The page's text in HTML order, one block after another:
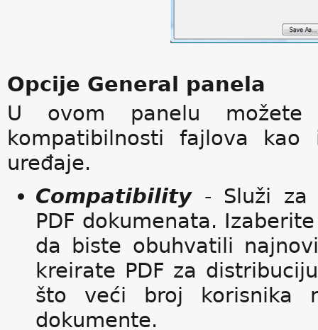
Opcije General panela
U ovom panelu možete
kompatibilnosti fajlova
uređaje.
Compatibility- Služi za
PDF dokumenata.
da biste obuhvatili
kreirate PDF za
što veći broj korisnika
dokumente.